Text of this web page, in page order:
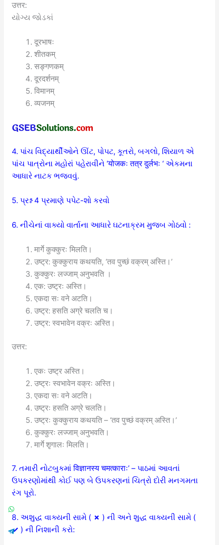
उत्तर:
યોગ્ય જોડકાં
दूरभाषः
शीतकम्
सङ्गणकम्
दूरदर्शनम्
विमानम्
व्यजनम्
4. પાંચ વિદ્યાર્થીઓને ઊંટ, પોપટ, કૂતરો, બગલો, શિયાળ એ
પાંચ પાત્રોના મહોરાં પહેરાવીને ‘योजकः तत्र दुर्लभः ‘ એકમના
આધારે નાટક ભજવવું.
5. પ્રશ્ન 4 પ્રમાણે પપેટ-શો કરવો
6. નીચેનાં વાક્યો વાર્તાના આધારે ઘટનાક્રમ મુજબ ગોઠવો :
मार्गे कुक्कुरः मिलति।
उष्ट्र: कुक्कुराय कथयति, ‘तव पुच्छं वक्रम् अस्ति।’
कुक्कुरः लज्जाम् अनुभवति ।
एक: उष्ट्रः अस्ति।
एकदा सः वने अटति।
उष्ट्र: हसति अग्रे चलति च।
उष्ट्र: स्वभावेन वक्रः अस्ति।
उत्तर:
एकः उष्ट्र अस्ति।
उष्ट्रः स्वभावेन वक्रः अस्ति।
एकदा सः वने अटति।
उष्ट्रः हसति अग्रे चलति।
उष्ट्रः कुक्कुराय कथयति – ‘तव पुच्छं वक्रम् अस्ति।’
कुक्कुरः लज्जाम् अनुभवति।
मार्गे शृगालः मिलति।
7. તમારી નોટબુકમાંविज्ञानस्य चमत्काराः’ – પાઠમાં આવતાં
ઉપકરણોમાંથી કોઈ પણ બે ઉપકરણનાં ચિત્રો દોરી મનગમતા
રંગ પૂરો.
8. અશુદ્ધ વાક્યની સામે ( ✗ ) ની અને શુદ્ધ વાક્યની સામે (
✓ ) ની નિશાની કરો: